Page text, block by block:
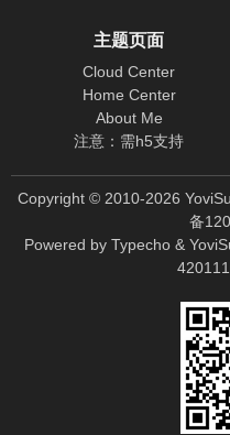
主题页面
Cloud Center
Home Center
About Me
注意：需h5支持
Copyright © 2010-2026
备
Powered by Typecho &